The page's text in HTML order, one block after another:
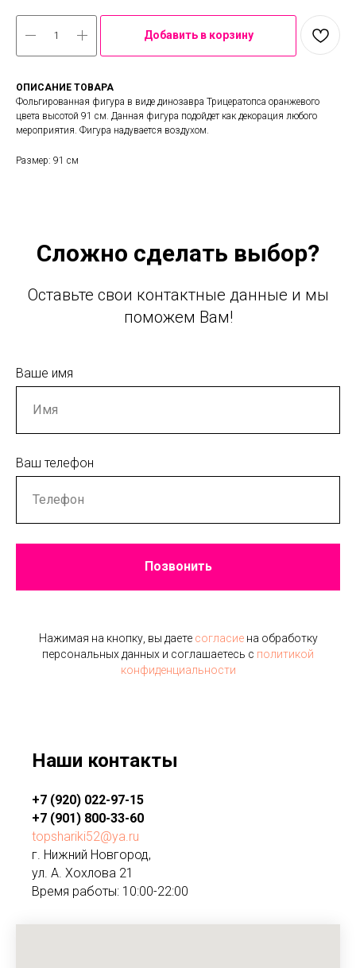
Добавить в корзину
ОПИСАНИЕ ТОВАРА
Фольгированная фигура в виде динозавра Трицератопса оранжевого
цвета высотой 91 см. Данная фигура подойдет как декорация любого
мероприятия. Фигура надувается воздухом.
Размер: 91 см
Сложно сделать выбор?
Оставьте свои контактные данные и мы
поможем Вам!
Ваше имя
Ваш телефон
Позвонить
Нажимая на кнопку, вы даете согласиена обработку
персональных данных и соглашаетесь c политикой
конфиденциальности
Наши контакты
+7 (920) 022-97-15
+7 (901) 800-33-60
topshariki52@ya.ru
г. Нижний Новгород,
ул. А. Хохлова 21
Время работы: 10:00-22:00